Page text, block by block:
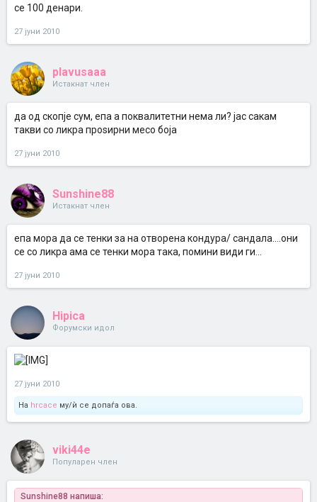
се 100 денари.
27 јуни 2010
plavusaaa
Истакнат член
да од скопје сум, епа а поквалитетни нема ли? јас сакам
такви со ликра проѕирни месо боја
27 јуни 2010
Sunshine88
Истакнат член
епа мора да се тенки за на отворена кондура/ сандала....они
се со ликра ама се тенки мора така, помини види ги...
27 јуни 2010
Hipica
Форумски идол
27 јуни 2010
На hrcace му/ѝ се допаѓа ова.
viki44e
Популарен член
Sunshine88 напиша: